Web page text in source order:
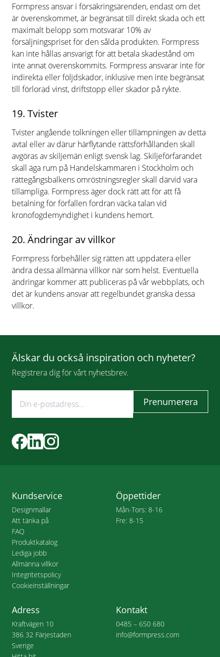
Formpress ansvar i försäkringsärenden, endast om det
är överenskommet, är begränsat till direkt skada och ett
maximalt belopp som motsvarar 10% av
försäljningspriset för den sålda produkten. Formpress
kan inte hållas ansvarigt för att betala skadestånd om
inte annat överenskommits. Formpress ansvarar inte för
indirekta eller följdskador, inklusive men inte begränsat
till förlorad vinst, driftstopp eller skador på rykte.
19. Tvister
Tvister angående tolkningen eller tillämpningen av detta
avtal eller av därur härflytande rättsförhållanden skall
avgöras av skiljemän enligt svensk lag. Skiljeförfarandet
skall äga rum på Handelskammaren i Stockholm och
rättegångsbalkens omröstningsregler skall därvid vara
tillämpliga. Formpress äger dock rätt att för att få
betalning för förfallen fordran väcka talan vid
kronofogdemyndighet i kundens hemort.
20. Ändringar av villkor
Formpress förbehåller sig rätten att uppdatera eller
ändra dessa allmänna villkor när som helst. Eventuella
ändringar kommer att publiceras på vår webbplats, och
det är kundens ansvar att regelbundet granska dessa
villkor.
Älskar du också inspiration och nyheter?
Registrera dig för vårt nyhetsbrev.
Kundservice
Designmallar
Att tänka på
FAQ
Produktkatalog
Lediga jobb
Allmänna villkor
Integritetspolicy
Cookieinställningar
Öppettider
Mån-Tors: 8-16
Fre: 8-15
Adress
Kraftvägen 10
386 32 Färjestaden
Sverige
Kontakt
0485 – 650 680
info@formpress.com